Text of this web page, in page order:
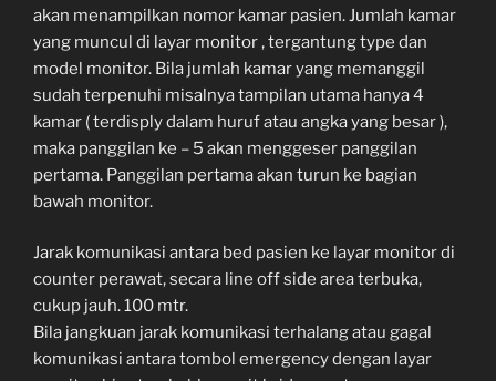
akan menampilkan nomor kamar pasien. Jumlah kamar
yang muncul di layar monitor , tergantung type dan
model monitor. Bila jumlah kamar yang memanggil
sudah terpenuhi misalnya tampilan utama hanya 4
kamar ( terdisply dalam huruf atau angka yang besar ),
maka panggilan ke – 5 akan menggeser panggilan
pertama. Panggilan pertama akan turun ke bagian
bawah monitor.
Jarak komunikasi antara bed pasien ke layar monitor di
counter perawat, secara line off side area terbuka,
cukup jauh. 100 mtr.
Bila jangkuan jarak komunikasi terhalang atau gagal
komunikasi antara tombol emergency dengan layar